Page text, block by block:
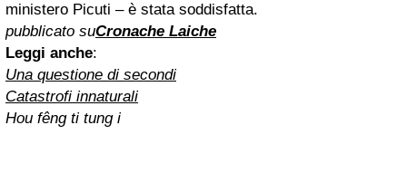
ministero Picuti – è stata soddisfatta.
pubblicato suCronache Laiche
Leggi anche:
Una questione di secondi
Catastrofi innaturali
Hou fêng ti tung i